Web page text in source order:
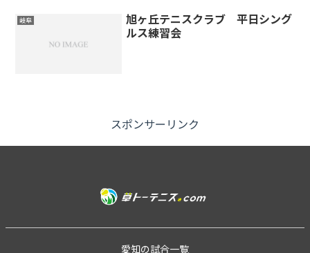
岐阜
旭ヶ丘テニスクラブ 平日シング
ルス練習会
スポンサーリンク
愛知の試合一覧